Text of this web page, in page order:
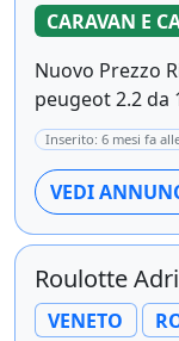
CARAVAN E
Nuovo Prezzo
peugeot 2.2 da
Inserito: 6 mesi fa
VEDI
Roulotte
VENETO